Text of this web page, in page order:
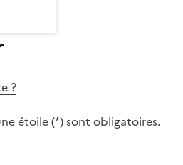
?
étoile (*) sont obligatoires.